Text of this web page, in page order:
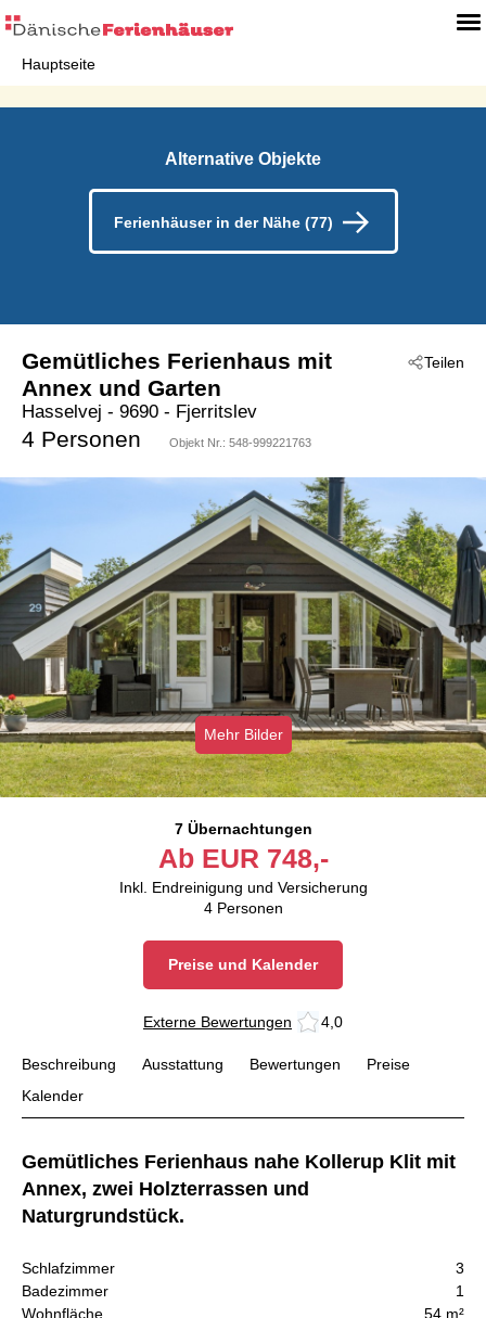
Hauptseite
Alternative Objekte
Ferienhäuser in der Nähe (77)
Teilen
Gemütliches Ferienhaus mit
Annex und Garten
Hasselvej - 9690 - Fjerritslev
4 Personen Objekt Nr.: 548-999221763
Mehr Bilder
7 Übernachtungen
Ab EUR 748,-
Inkl. Endreinigung und Versicherung
4 Personen
Preise und Kalender
Externe Bewertungen 4,0
Beschreibung Ausstattung Bewertungen
Preise
Kalender
Gemütliches Ferienhaus nahe Kollerup Klit mit
Annex, zwei Holzterrassen und
Naturgrundstück.
Schlafzimmer
3
Badezimmer
1
Wohnfläche
54 m²